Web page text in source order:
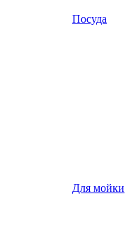
Посуда
Для мойки